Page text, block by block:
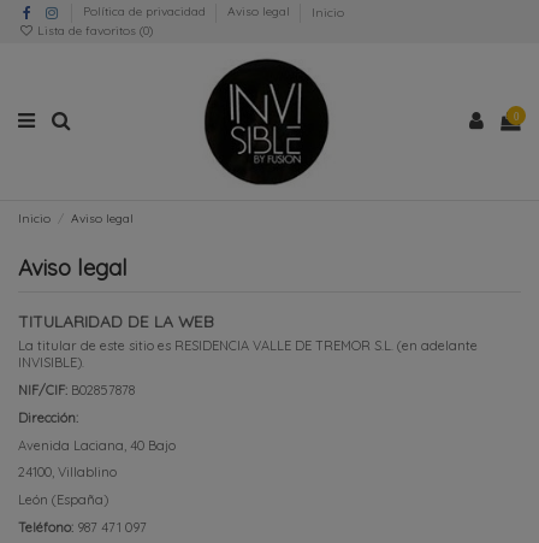
Política de privacidad Aviso legal
Inicio
Lista de favoritos (0)
0
Inicio Aviso legal
Aviso legal
TITULARIDAD DE LA WEB
La titular de este sitio es RESIDENCIA VALLE DE TREMOR S.L. (en adelante
INVISIBLE).
NIF/CIF: B02857878
Dirección:
Avenida Laciana, 40 Bajo
24100, Villablino
León (España)
Teléfono: 987 471 097